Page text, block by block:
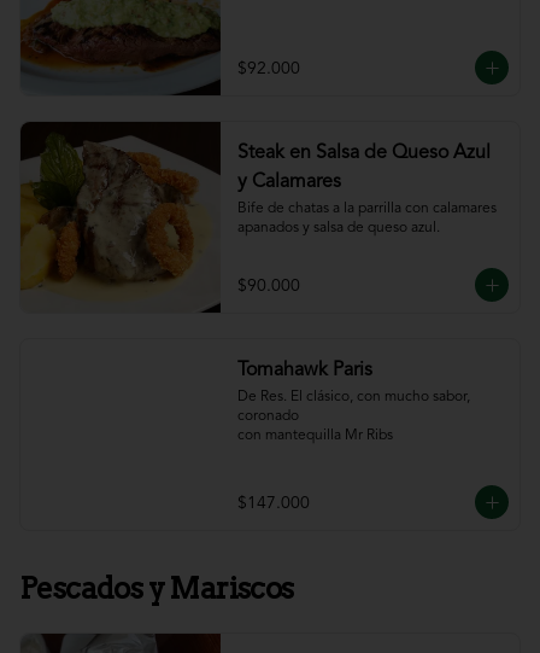
$92.000
Steak en Salsa de Queso Azul
y Calamares
Bife de chatas a la parrilla con calamares
apanados y salsa de queso azul.
$90.000
Tomahawk Paris
De Res. El clásico, con mucho sabor,
coronado
con mantequilla Mr Ribs
$147.000
Pescados y Mariscos